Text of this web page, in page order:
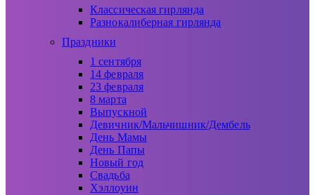
Классическая гирлянда
Разнокалиберная гирлянда
Праздники
1 сентября
14 февраля
23 февраля
8 марта
Выпускной
Девичник/Мальчишник/Дембель
День Мамы
День Папы
Новый год
Свадьба
Хэллоуин